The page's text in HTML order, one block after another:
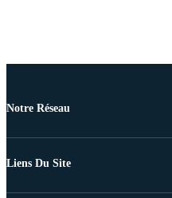
Notre Réseau
Liens Du Site